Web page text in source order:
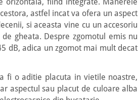
astfel incat va ofera un aspect
si aceasta vine cu un accesoriu
gheata. Despre zgomotul emis nu
dB, adica un zgomot mai mult decat
fi o aditie placuta in vietile noastre,
aspectul sau placut de culoare alba